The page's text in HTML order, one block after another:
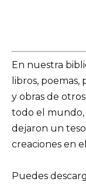
En nuestra
libros, poemas,
y obras de
todo el mundo,
dejaron un
creaciones en
Puedes